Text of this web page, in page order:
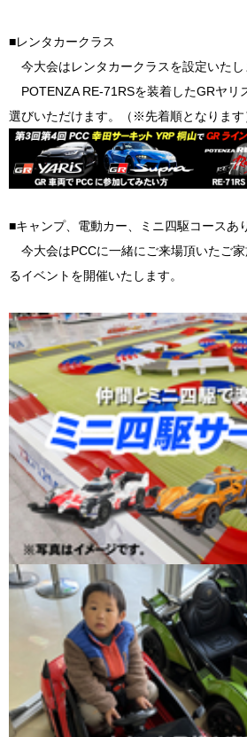
■レンタカークラス
今大会はレンタカークラスを設定いたし
POTENZA RE-71RSを装着したGRヤリ
選びいただけます。（※先着順となります
■キャンプ、電動カー、ミニ四駆コースあ
今大会はPCCに一緒にご来場頂いたご
るイベントを開催いたします。